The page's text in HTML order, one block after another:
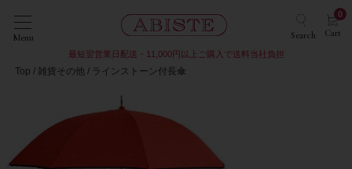
Menu Search Cart
0
最短翌営業日配送・11,000円以上ご購入で送料当社負担
Top 雑貨その他 ラインストーン付長傘